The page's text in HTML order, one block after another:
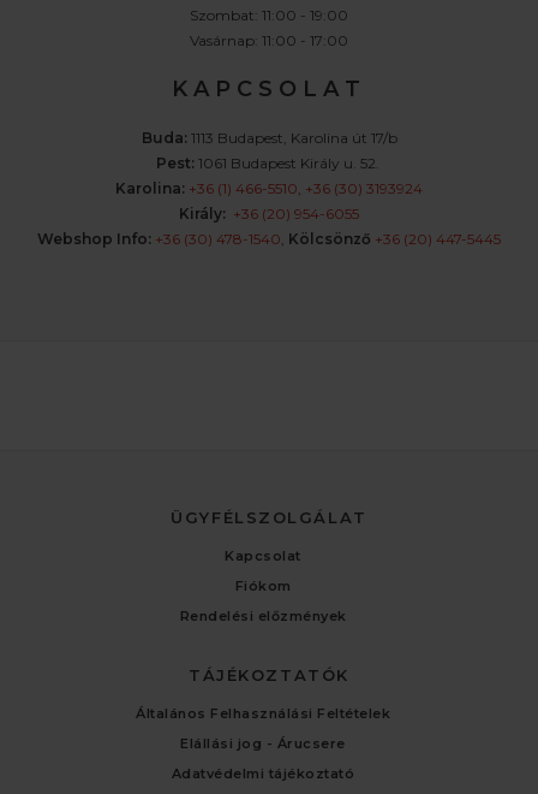
Szombat: 11:00 - 19:00
Vasárnap: 11:00 - 17:00
K A P C S O L A T
Buda: 1113 Budapest, Karolina út 17/b
Pest: 1061 Budapest Király u. 52.
Karolina: +36 (1) 466-5510, +36 (30) 3193924
Király: +36 (20) 954-6055
Webshop Info: +36 (30) 478-1540, Kölcsönző +36 (20) 447-5445
ÜGYFÉLSZOLGÁLAT
Kapcsolat
Fiókom
Rendelési előzmények
TÁJÉKOZTATÓK
Általános Felhasználási Feltételek
Elállási jog - Árucsere
Adatvédelmi tájékoztató